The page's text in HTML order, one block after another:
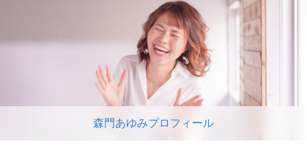
森門あゆみプロフィール